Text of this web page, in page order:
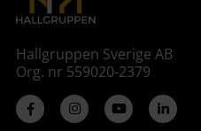
Hallgruppen Sverige AB
Org. nr 559020-2379